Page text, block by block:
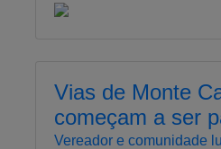
Vias de Monte
começam a ser
Vereador e comunidade